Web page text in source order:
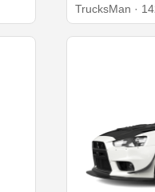
TrucksMan ·